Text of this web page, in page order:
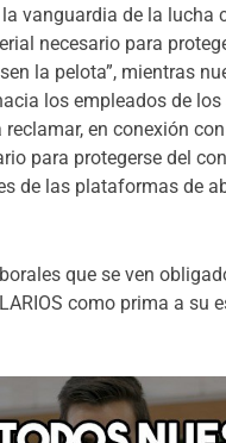
vanguardia de la
necesario para
la pelota”, mientras
los empleados de
reclamar, en conexión
para protegerse del
de las plataformas de
que se ven
como prima a